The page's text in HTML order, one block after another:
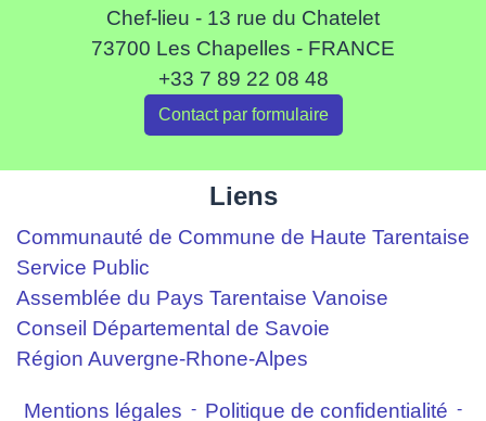
Chef-lieu - 13 rue du Chatelet
73700 Les Chapelles - FRANCE
+33 7 89 22 08 48
Contact par formulaire
Liens
Communauté de Commune de Haute Tarentaise
Service Public
Assemblée du Pays Tarentaise Vanoise
Conseil Départemental de Savoie
Région Auvergne-Rhone-Alpes
Mentions légales - Politique de confidentialité -